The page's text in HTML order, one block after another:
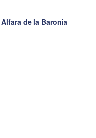
Alfara de la Baronia